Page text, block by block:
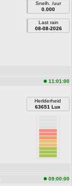
Snelh. /uur
0.000
Last rain
08-08-2026
11:01:00
Herlderheid
63651 Lux
09:00:00